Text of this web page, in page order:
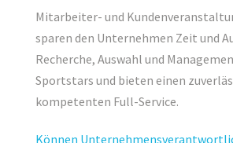
Mitarbeiter- und
sparen den Unternehmen Zeit und
Recherche, Auswahl und
Sportstars und bieten einen
kompetenten Full-Service.
Können